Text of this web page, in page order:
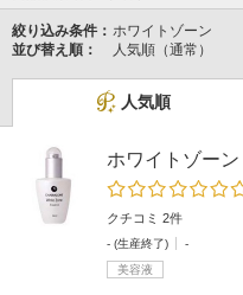
絞り込み条件： ホワイトゾーン
並び替え順：
人気順（通常）
人気順
ホワイトゾー
クチコミ 2件
- (生産終了)
-
美容液